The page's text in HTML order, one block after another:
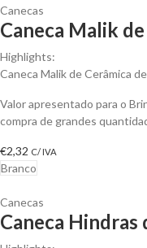
Canecas
Caneca Malik
Highlights:
Caneca Malik de Cerâmica
Valor apresentado para o
compra de grandes
€2,32 C/ IVA
Branco
Canecas
Caneca